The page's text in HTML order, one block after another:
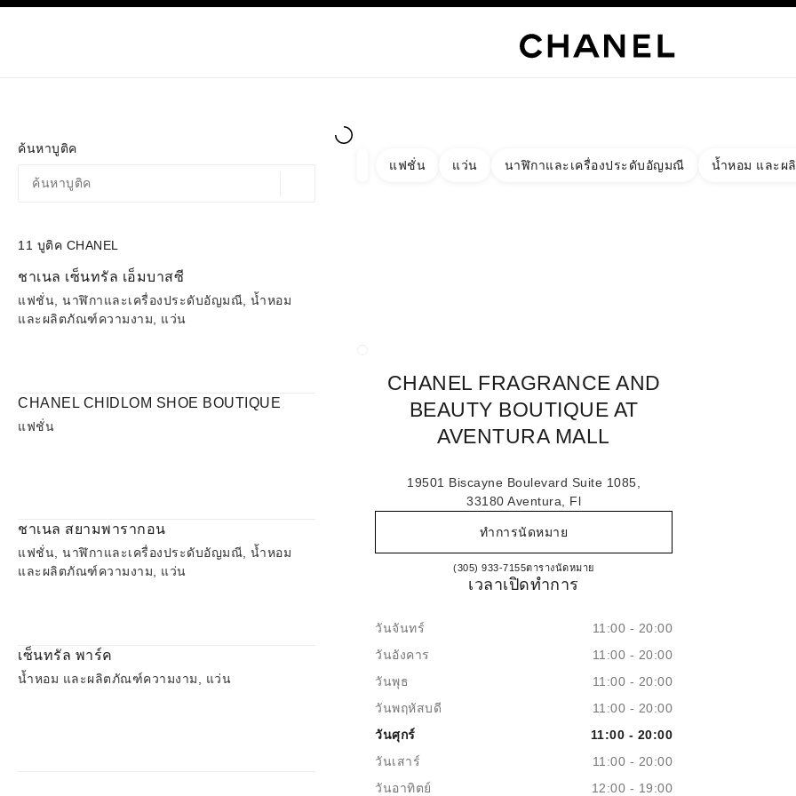
ค้นหาบูติค
11 บูติค CHANEL
ไปที่ตัวกรอง
ชาเนล เซ็นทรัล เอ็มบาสซี
แฟชั่น, นาฬิกาและเครื่องประดับอัญมณี, น้ำหอม
และผลิตภัณฑ์ความงาม, แว่น
CHANEL CHIDLOM SHOE BOUTIQUE
แฟชั่น
ชาเนล สยามพารากอน
แฟชั่น, นาฬิกาและเครื่องประดับอัญมณี, น้ำหอม
และผลิตภัณฑ์ความงาม, แว่น
เซ็นทรัล พาร์ค
น้ำหอม และผลิตภัณฑ์ความงาม, แว่น
CHANEL FRAGRANCE AND
BEAUTY BOUTIQUE AT
AVENTURA MALL
19501 Biscayne Boulevard Suite 1085,
33180 Aventura, Fl
ทำการนัดหมาย
โทร
(305) 933-7155ตารางนัดหมายCHANEL Fragrance and Beauty
เวลาเปิดทำการ
วันจันทร์
11:00 - 20:00
วันอังคาร
11:00 - 20:00
วันพุธ
11:00 - 20:00
วันพฤหัสบดี
11:00 - 20:00
วันศุกร์
11:00 - 20:00
วันเสาร์
11:00 - 20:00
วันอาทิตย์
12:00 - 19:00
ตัวกรอง
ตัวกรองผลลัพธ์โดย:
แฟชั่น แว่น นาฬิกาและเครื่องประดับอัญมณี น้ำหอม และผ